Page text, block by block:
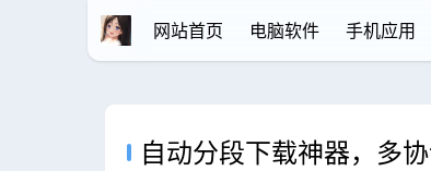
网站首页 电脑软件 手机应用
自动分段下载神器，多